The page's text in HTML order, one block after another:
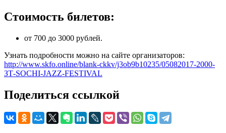
Стоимость билетов:
от 700 до 3000 рублей.
Узнать подробности можно на сайте организаторов:
http://www.skfo.online/blank-ckkv/j3ob9b10235/05082017-2000-
ЗТ-SOCHI-JAZZ-FESTIVAL
Поделиться ссылкой